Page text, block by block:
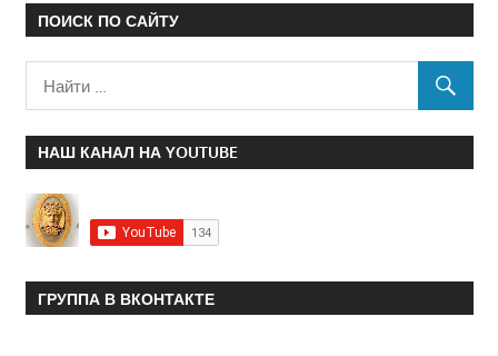
ПОИСК ПО САЙТУ
НАШ КАНАЛ НА YOUTUBE
ГРУППА В ВКОНТАКТЕ